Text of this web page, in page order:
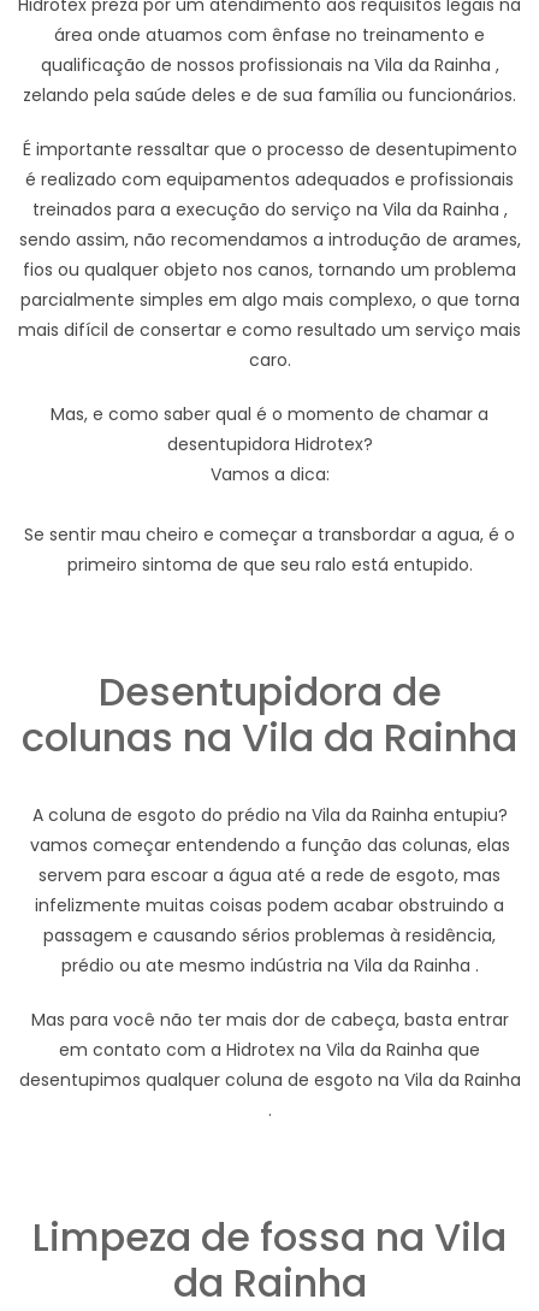
área onde atuamos com ênfase no treinamento e
qualificação de nossos profissionais na Vila da Rainha ,
zelando pela saúde deles e de sua família ou funcionários.
É importante ressaltar que o processo de desentupimento
é realizado com equipamentos adequados e profissionais
treinados para a execução do serviço na Vila da Rainha ,
sendo assim, não recomendamos a introdução de arames,
fios ou qualquer objeto nos canos, tornando um problema
parcialmente simples em algo mais complexo, o que torna
mais difícil de consertar e como resultado um serviço mais
caro.
Mas, e como saber qual é o momento de chamar a
desentupidora Hidrotex?
Vamos a dica:
Se sentir mau cheiro e começar a transbordar a agua, é o
primeiro sintoma de que seu ralo está entupido.
Desentupidora de
colunas na Vila da Rainha
A coluna de esgoto do prédio na Vila da Rainha entupiu?
vamos começar entendendo a função das colunas, elas
servem para escoar a água até a rede de esgoto, mas
infelizmente muitas coisas podem acabar obstruindo a
passagem e causando sérios problemas à residência,
prédio ou ate mesmo indústria na Vila da Rainha .
Mas para você não ter mais dor de cabeça, basta entrar
em contato com a Hidrotex na Vila da Rainha que
desentupimos qualquer coluna de esgoto na Vila da Rainha
.
Limpeza de fossa na Vila
da Rainha